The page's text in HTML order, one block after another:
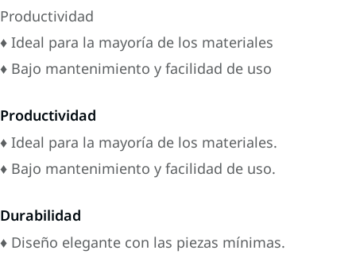
Productividad
♦ Ideal para la mayoría de los materiales
♦ Bajo mantenimiento y facilidad de uso
Productividad
♦ Ideal para la mayoría de los materiales.
♦ Bajo mantenimiento y facilidad de uso.
Durabilidad
♦ Diseño elegante con las piezas mínimas.